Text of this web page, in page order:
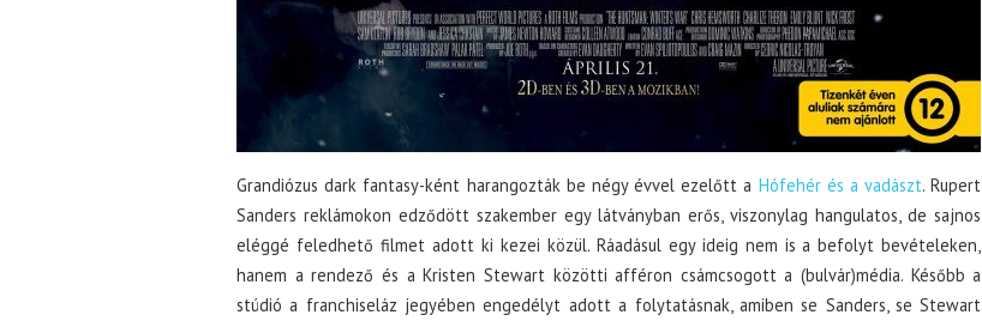
Grandiózus dark fantasy-ként harangozták be négy évvel ezelőtt a Hófehér és a vadászt. Rupert
Sanders reklámokon edződött szakember egy látványban erős, viszonylag hangulatos, de sajnos
eléggé feledhető filmet adott ki kezei közül. Ráadásul egy ideig nem is a befolyt bevételeken,
hanem a rendező és a Kristen Stewart közötti afféron csámcsogott a (bulvár)média. Később a
stúdió a franchiseláz jegyében engedélyt adott a folytatásnak, amiben se Sanders, se Stewart